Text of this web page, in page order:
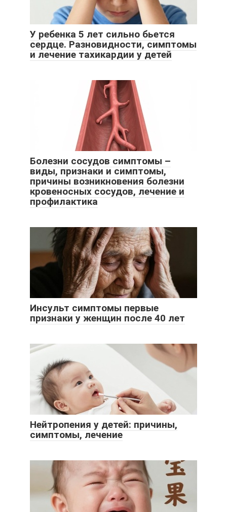
У ребенка 5 лет сильно бьется
сердце. Разновидности, симптомы
и лечение тахикардии у детей
Болезни сосудов симптомы –
виды, признаки и симптомы,
причины возникновения болезни
кровеносных сосудов, лечение и
профилактика
Инсульт симптомы первые
признаки у женщин после 40 лет
Нейтропения у детей: причины,
симптомы, лечение